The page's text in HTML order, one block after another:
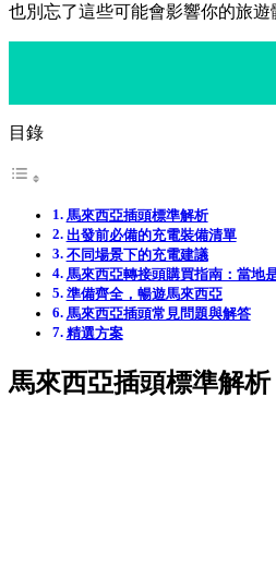
也別忘了這些可能會影響你的旅
目錄
馬來西亞插頭標準解析
出發前必備的充電裝備清單
不同場景下的充電建議
馬來西亞轉接頭購買指南：當地
準備齊全，暢遊馬來西亞
馬來西亞插頭常見問題與解答
精選方案
馬來西亞插頭標準解析